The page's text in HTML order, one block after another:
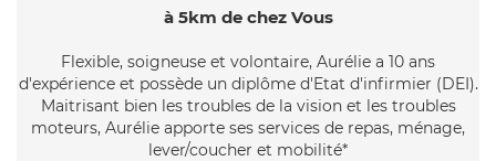
à 5km de chez Vous
Flexible, soigneuse et volontaire, Aurélie a 10 ans
d'expérience et possède un diplôme d'Etat d'infirmier (DEI).
Maitrisant bien les troubles de la vision et les troubles
moteurs, Aurélie apporte ses services de repas, ménage,
lever/coucher et mobilité*